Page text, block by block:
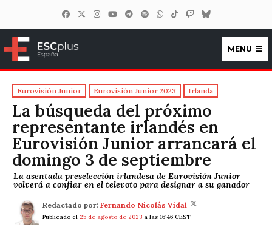
ESCplus España
MENU
Eurovisión Junior Eurovisión Junior 2023 Irlanda
La búsqueda del próximo
representante irlandés en
Eurovisión Junior arrancará el
domingo 3 de septiembre
La asentada preselección irlandesa de Eurovisión Junior
volverá a confiar en el televoto para designar a su ganador
Redactado por: Fernando Nicolás Vidal
Publicado el 25 de agosto de 2023 a las 16:46 CEST